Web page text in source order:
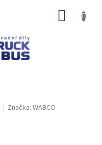
Značka: WABCO